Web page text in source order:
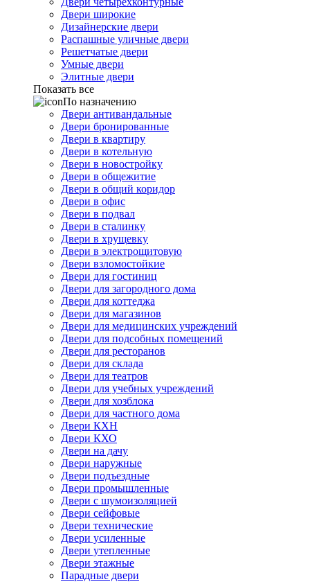
Двери широкие
Дизайнерские двери
Распашные уличные двери
Решетчатые двери
Умные двери
Элитные двери
Показать все
По назначению
Двери антивандальные
Двери бронированные
Двери в квартиру
Двери в котельную
Двери в новостройку
Двери в общежитие
Двери в общий коридор
Двери в офис
Двери в подвал
Двери в сталинку
Двери в хрущевку
Двери в электрощитовую
Двери взломостойкие
Двери для гостиниц
Двери для загородного дома
Двери для коттеджа
Двери для магазинов
Двери для медицинских учреждений
Двери для подсобных помещений
Двери для ресторанов
Двери для склада
Двери для театров
Двери для учебных учреждений
Двери для хозблока
Двери для частного дома
Двери КХН
Двери КХО
Двери на дачу
Двери наружные
Двери подъездные
Двери промышленные
Двери с шумоизоляцией
Двери сейфовые
Двери технические
Двери усиленные
Двери утепленные
Двери этажные
Парадные двери